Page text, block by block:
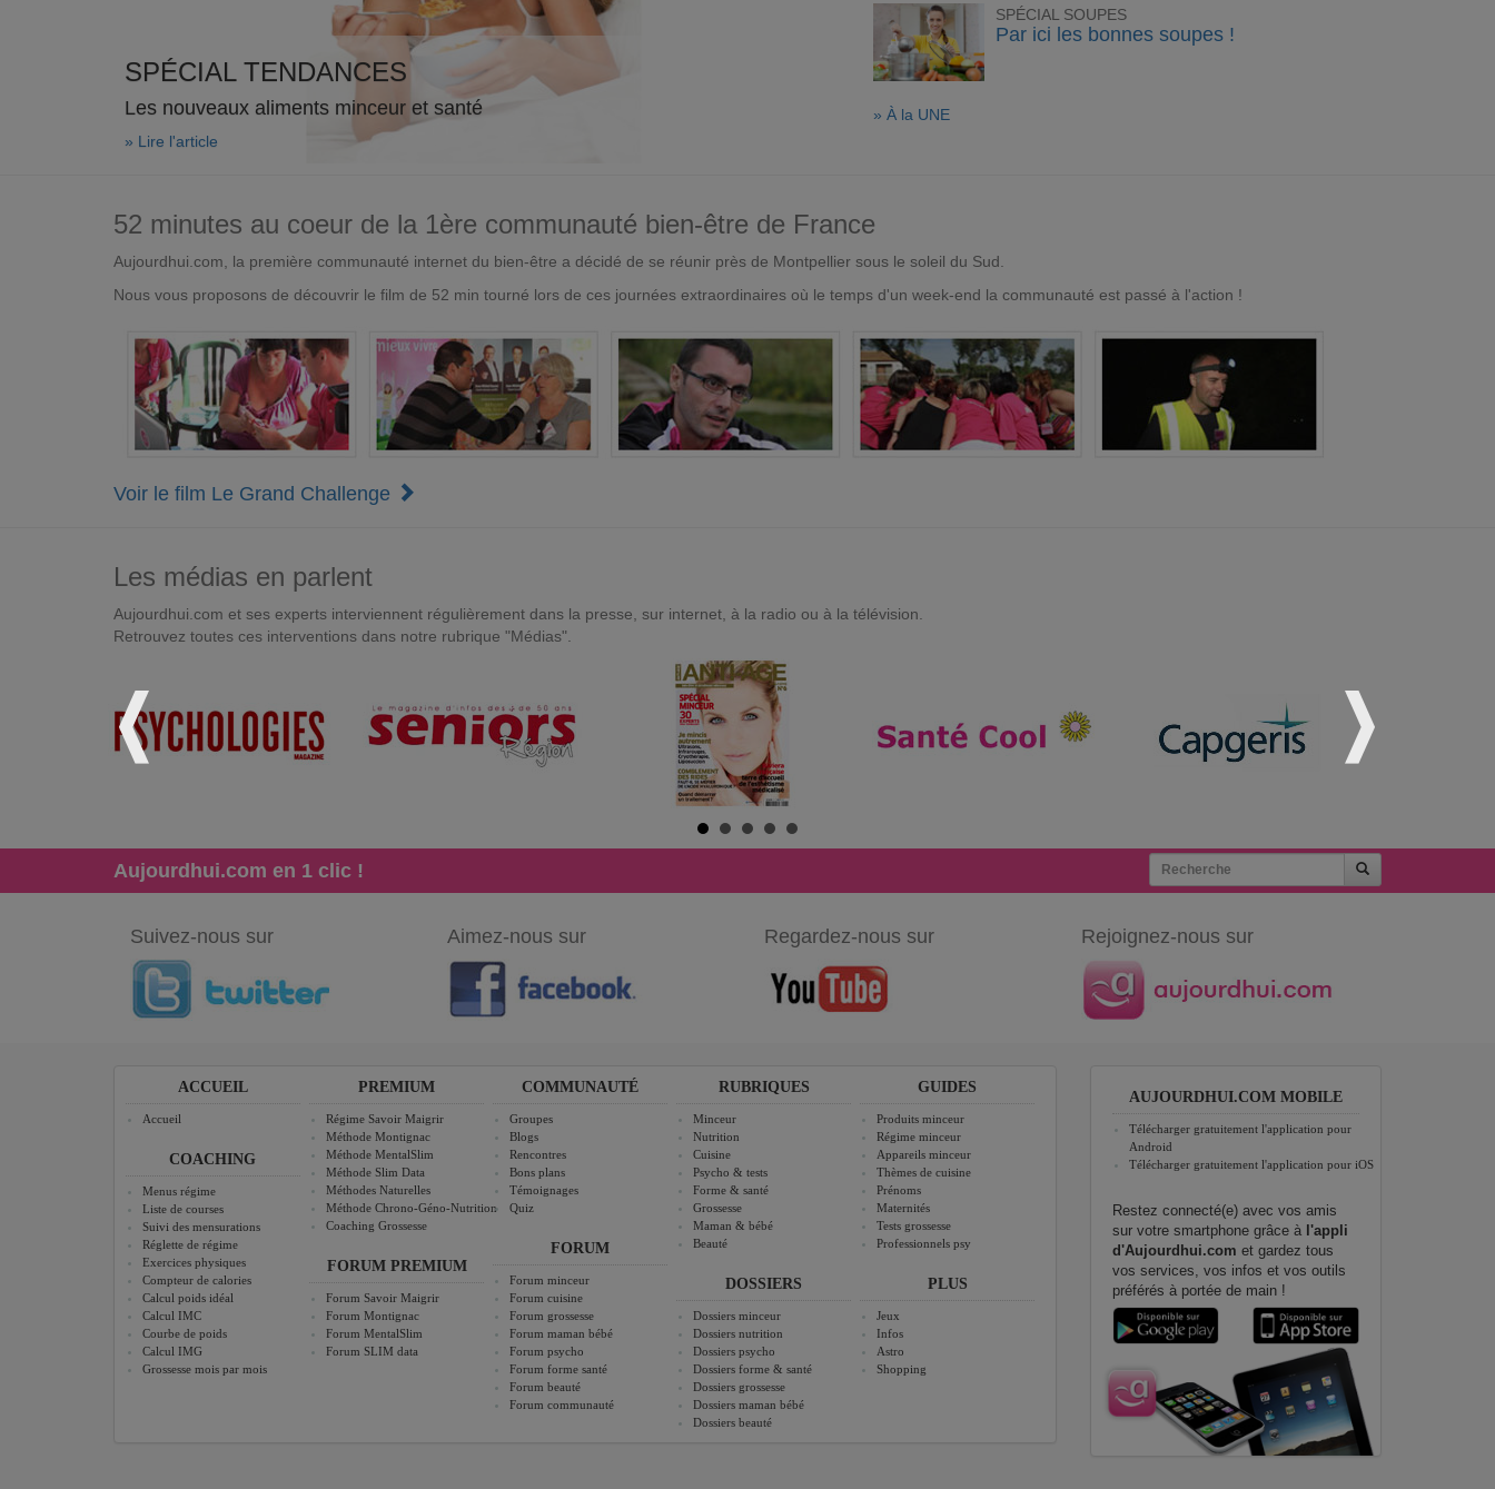
SPÉCIAL TENDANCES
Les nouveaux aliments minceur et santé
» Lire l'article
SPÉCIAL SOUPES
Par ici les bonnes soupes !
» À la UNE
52 minutes au coeur de la 1ère communauté bien-être de France
Aujourdhui.com, la première communauté internet du bien-être a décidé de se réunir près de Montpellier sous le soleil du Sud.
Nous vous proposons de découvrir le film de 52 min tourné lors de ces journées extraordinaires où le temps d'un week-end la communauté est passé à l'action !
Voir le film Le Grand Challenge
Les médias en parlent
Aujourdhui.com et ses experts interviennent régulièrement dans la presse, sur internet, à la radio ou à la télévision.
Retrouvez toutes ces interventions dans notre rubrique "Médias".
Aujourdhui.com en 1 clic !
Suivez-nous sur Aimez-nous sur Regardez-nous sur Rejoignez-nous sur
ACCUEIL
Accueil
COACHING
Menus régime
Liste de courses
Suivi des mensurations
Réglette de régime
Exercices physiques
Compteur de calories
Calcul poids idéal
Calcul IMC
Courbe de poids
Calcul IMG
Grossesse mois par mois
PREMIUM
Régime Savoir Maigrir
Méthode Montignac
Méthode MentalSlim
Méthode Slim Data
Méthodes Naturelles
Méthode Chrono-Géno-Nutrition
Coaching Grossesse
FORUM PREMIUM
Forum Savoir Maigrir
Forum Montignac
Forum MentalSlim
Forum SLIM data
COMMUNAUTÉ
Groupes
Blogs
Rencontres
Bons plans
Témoignages
Quiz
FORUM
Forum minceur
Forum cuisine
Forum grossesse
Forum maman bébé
Forum psycho
Forum forme santé
Forum beauté
Forum communauté
RUBRIQUES
Minceur
Nutrition
Cuisine
Psycho & tests
Forme & santé
Grossesse
Maman & bébé
Beauté
DOSSIERS
Dossiers minceur
Dossiers nutrition
Dossiers psycho
Dossiers forme & santé
Dossiers grossesse
Dossiers maman bébé
Dossiers beauté
GUIDES
Produits minceur
Régime minceur
Appareils minceur
Thèmes de cuisine
Prénoms
Maternités
Tests grossesse
Professionnels psy
PLUS
Jeux
Infos
Astro
Shopping
AUJOURDHUI.COM MOBILE
Télécharger gratuitement l'application pour
Android
Télécharger gratuitement l'application pour iOS
Restez connecté(e) avec vos amis
sur votre smartphone grâce à l'appli
d'Aujourdhui.com et gardez tous
vos services, vos infos et vos outils
préférés à portée de main !